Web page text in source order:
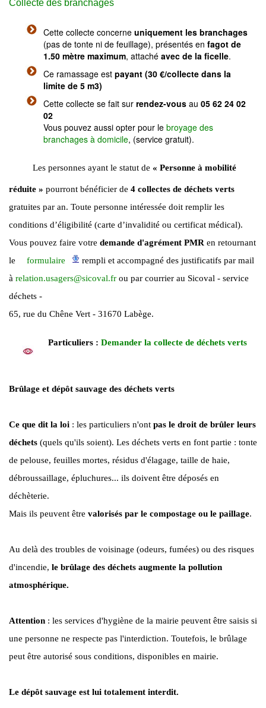
Collecte des branchages
Cette collecte concerne uniquement les branchages
(pas de tonte ni de feuillage), présentés en fagot de
1.50 mètre maximum, attaché avec de la ficelle.
Ce ramassage est payant (30 €/collecte dans la
limite de 5 m3)
Cette collecte se fait sur rendez-vous au 05 62 24 02
02
Vous pouvez aussi opter pour le broyage des
branchages à domicile, (service gratuit).
Les personnes ayant le statut de « Personne à mobilité
réduite » pourront bénéficier de 4 collectes de déchets verts
gratuites par an. Toute personne intéressée doit remplir les
conditions d’éligibilité (carte d’invalidité ou certificat médical).
Vous pouvez faire votre demande d'agrément PMR en retournant
le
formulaire
rempli et accompagné des justificatifs par mail
à relation.usagers@sicoval.fr ou par courrier au Sicoval - service
déchets -
65, rue du Chêne Vert - 31670 Labège.
Particuliers : Demander la collecte de déchets verts
Brûlage et dépôt sauvage des déchets verts
Ce que dit la loi : les particuliers n'ont pas le droit de brûler leurs
déchets (quels qu'ils soient). Les déchets verts en font partie : tonte
de pelouse, feuilles mortes, résidus d'élagage, taille de haie,
débroussaillage, épluchures... ils doivent être déposés en
déchèterie.
Mais ils peuvent être valorisés par le compostage ou le paillage.
Au delà des troubles de voisinage (odeurs, fumées) ou des risques
d'incendie, le brûlage des déchets augmente la pollution
atmosphérique.
Attention : les services d'hygiène de la mairie peuvent être saisis si
une personne ne respecte pas l'interdiction. Toutefois, le brûlage
peut être autorisé sous conditions, disponibles en mairie.
Le dépôt sauvage est lui totalement interdit.